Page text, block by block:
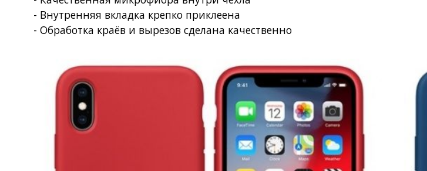
- Внутренняя вкладка крепко приклеена
- Обработка краёв и вырезов сделана качественно